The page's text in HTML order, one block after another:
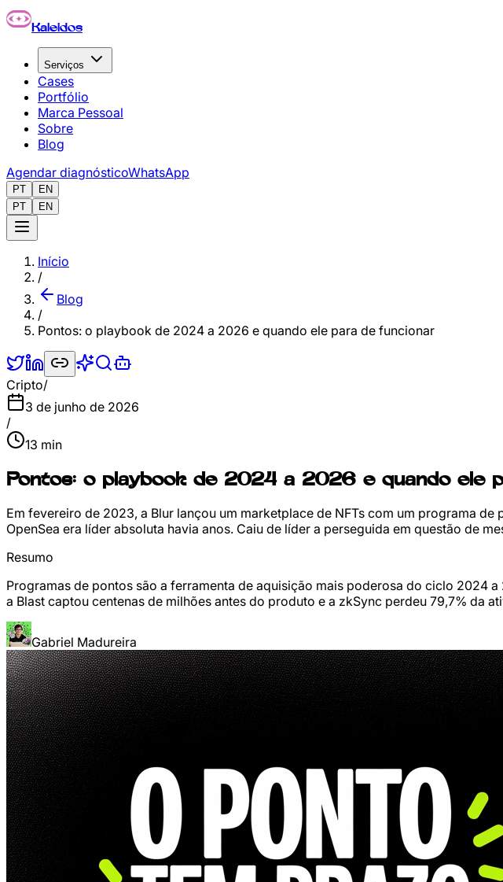
Pular para o conteúdo principal
Kaleidos
Serviços
Cases
Portfólio
Marca Pessoal
Sobre
Blog
Agendar diagnósticoWhatsApp
PT
EN
PT
EN
Início
/
Blog
/
Pontos: o playbook de 2024 a 2026 e quando ele para de funcionar
Cripto/
3 de junho de 2026
/
13 min
Pontos: o playbook de 2024 a 2026 e quando ele
Em fevereiro de 2023, a Blur lançou um marketplace de NFTs com um programa
OpenSea era líder absoluta havia anos. Caiu de líder a perseguida em questão de
Resumo
Programas de pontos são a ferramenta de aquisição mais poderosa do ciclo 2024
a Blast captou centenas de milhões antes do produto e a zkSync perdeu 79,7%
Gabriel Madureira